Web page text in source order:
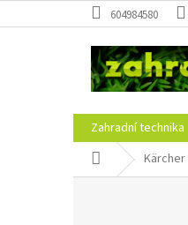
na
604984580
Zahradní technika
Domů Kärcher